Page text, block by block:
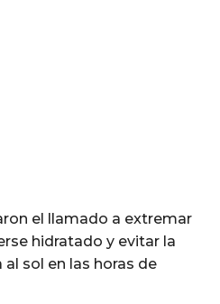
el llamado a extremar
hidratado y evitar la
sol en las horas de